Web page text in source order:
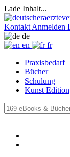
Lade Inhalt...
Kontakt Anmelden
de
en
fr
Praxisbedarf
Bücher
Schulung
Kunst Edition